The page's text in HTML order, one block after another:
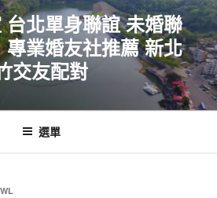
北單身聯誼 未婚聯
業婚友社推薦 新北
交友配對
選單